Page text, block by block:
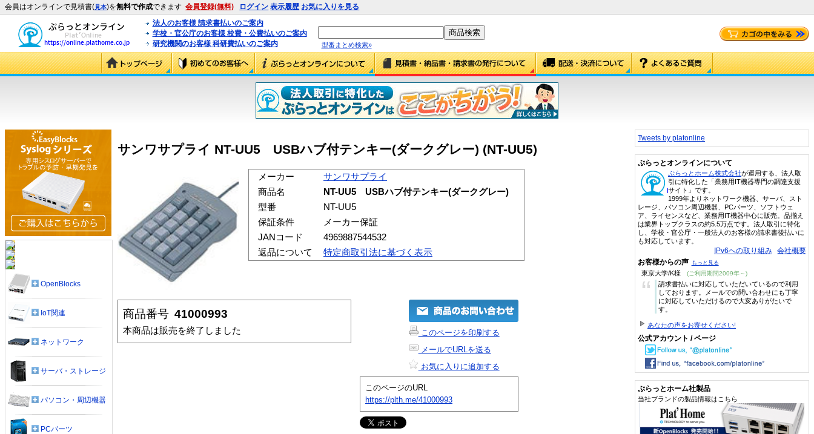
会員はオンラインで見積書(見本)を無料で作成できます 会員登録(無料) ログイン 表示履歴 お気に入りを見る
法人のお客様 請求書払いのご案内
学校・官公庁のお客様 校費・公費払いのご案内
研究機関のお客様 科研費払いのご案内
型番まとめ検索»
サンワサプライ NT-UU5 USBハブ付テンキー(ダークグレー) (NT-UU5)
メーカー
サンワサプライ
商品名
NT-UU5 USBハブ付テンキー(ダークグレー)
型番
NT-UU5
保証条件
メーカー保証
JANコード
4969887544532
返品について
特定商取引法に基づく表示
商品番号 41000993
本商品は販売を終了しました
このページを印刷する
メールでURLを送る
お気に入りに追加する
このページのURL
https://plth.me/41000993
OpenBlocks
IoT関連
ネットワーク
サーバ・ストレージ
パソコン・周辺機器
PCパーツ
Tweets by platonline
ぷらっとオンラインについて
ぷらっとホーム株式会社が運用する、法人取
引に特化した「業務用IT機器専門の調達支援
サイト」です。
1999年よりネットワーク機器、サーバ、スト
レージ、パソコン周辺機器、PCパーツ、ソフトウェ
ア、ライセンスなど、業務用IT機器中心に販売。品揃え
は業界トップクラスの約5.5万点です。法人取引に特化
し、学校・官公庁・一般法人のお客様の請求書後払いに
も対応しています。
IPv6への取り組み 会社概要
お客様からの声 もっと見る
東京大学/K様 (ご利用期間2009年～)
“
請求書払いに対応していただいているので利用
しております。メールでの問い合わせにも丁寧
に対応していただけるので大変ありがたいで
す。
あなたの声をお寄せください!
公式アカウント / ページ
ぷらっとホーム社製品
当社ブランドの製品情報はこちら